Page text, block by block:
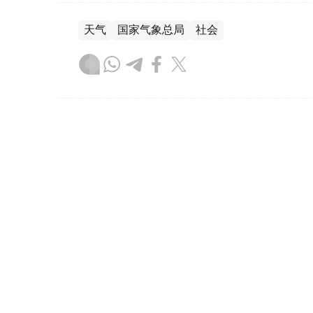
天气 国家气象总局 社会